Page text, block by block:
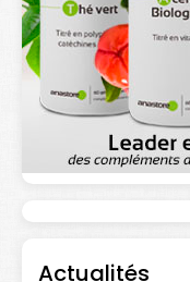
Actualités